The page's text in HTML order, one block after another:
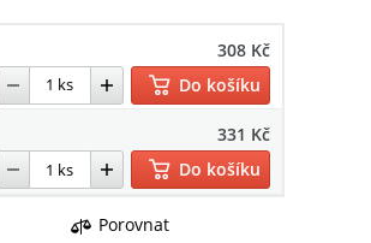
308 Kč
Do košíku
331 Kč
Do košíku
Porovnat